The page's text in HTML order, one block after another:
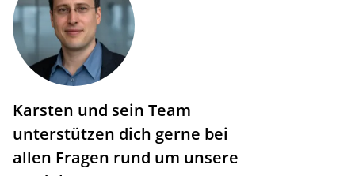
Karsten und sein Team
unterstützen dich gerne bei
allen Fragen rund um unsere